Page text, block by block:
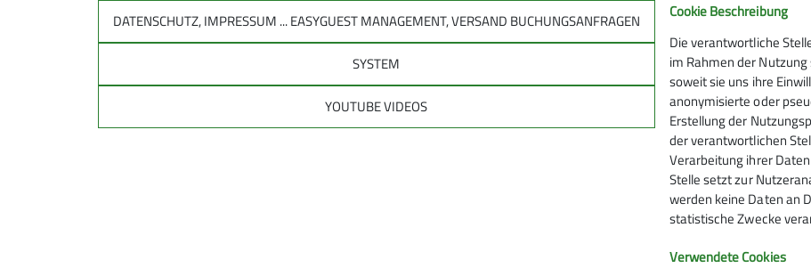
DATENSCHUTZ, IMPRESSUM ... EASYGUEST MANAGEMENT, VERSAND BUCHUNGSANFRAGEN
SYSTEM
YOUTUBE VIDEOS
Cookie Beschreibung
Die verantwortliche
im Rahmen der
soweit sie uns ihre
anonymisierte oder
Erstellung der
der verantwortlichen
Verarbeitung ihrer
Stelle setzt zur
werden keine Daten an
statistische Zwecke
Verwendete Cookies